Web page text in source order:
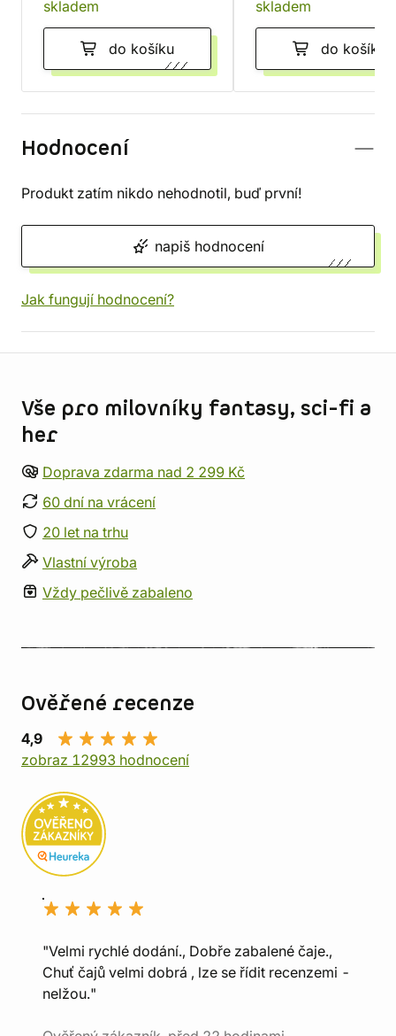
skladem
do košíku
skladem
do košíku
Hodnocení
Produkt zatím nikdo nehodnotil, buď první!
napiš hodnocení
Jak fungují hodnocení?
Vše pro milovníky fantasy, sci-fi a
her
Doprava zdarma nad 2 299 Kč
60 dní na vrácení
20 let na trhu
Vlastní výroba
Vždy pečlivě zabaleno
Ověřené recenze
4,9
zobraz 12993 hodnocení
"Velmi rychlé dodání., Dobře zabalené čaje.,
Chuť čajů velmi dobrá , lze se řídit recenzemi -
nelžou."